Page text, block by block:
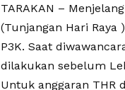
TARAKAN –
(Tunjangan Hari Raya
P3K. Saat
dilakukan sebelum
Untuk anggaran THR